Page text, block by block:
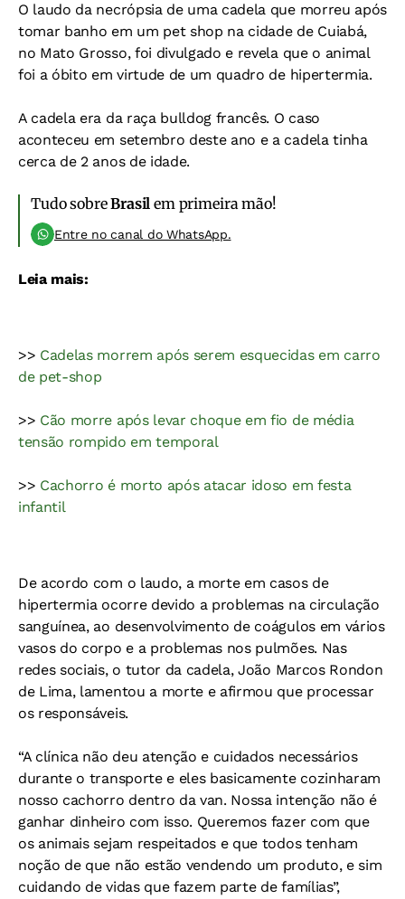
O laudo da necrópsia de uma cadela que morreu após
tomar banho em um pet shop na cidade de Cuiabá,
no Mato Grosso, foi divulgado e revela que o animal
foi a óbito em virtude de um quadro de hipertermia.
A cadela era da raça bulldog francês. O caso
aconteceu em setembro deste ano e a cadela tinha
cerca de 2 anos de idade.
Tudo sobreBrasil em primeira mão!
Entre no canal do WhatsApp.
Leia mais:
>> Cadelas morrem após serem esquecidas em carro
de pet-shop
>> Cão morre após levar choque em fio de média
tensão rompido em temporal
>> Cachorro é morto após atacar idoso em festa
infantil
De acordo com o laudo, a morte em casos de
hipertermia ocorre devido a problemas na circulação
sanguínea, ao desenvolvimento de coágulos em vários
vasos do corpo e a problemas nos pulmões. Nas
redes sociais, o tutor da cadela, João Marcos Rondon
de Lima, lamentou a morte e afirmou que processar
os responsáveis.
“A clínica não deu atenção e cuidados necessários
durante o transporte e eles basicamente cozinharam
nosso cachorro dentro da van. Nossa intenção não é
ganhar dinheiro com isso. Queremos fazer com que
os animais sejam respeitados e que todos tenham
noção de que não estão vendendo um produto, e sim
cuidando de vidas que fazem parte de famílias”,